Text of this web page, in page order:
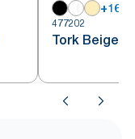
+16
477202
Tork Beige